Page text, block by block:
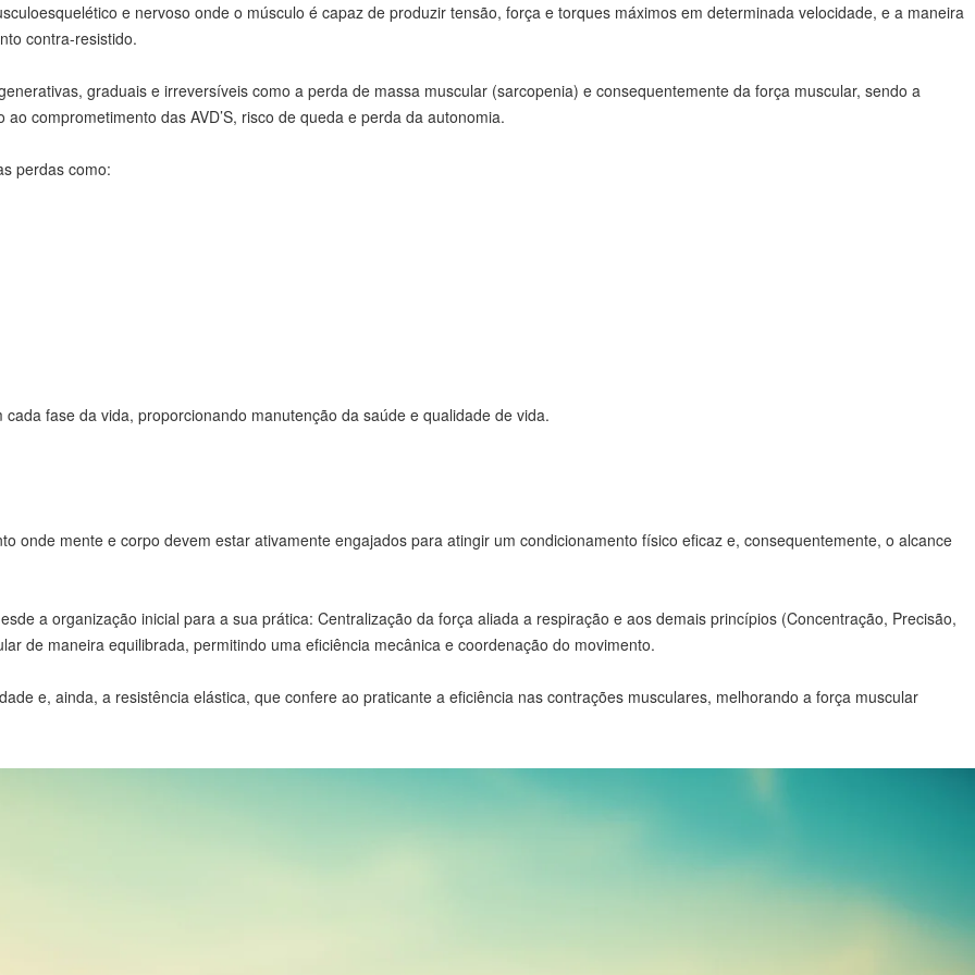
e nervoso onde o músculo é capaz de produzir tensão, força e torques máximos em determinada velocidade, e a maneira
contra-resistido.
graduais e irreversíveis como a perda de massa muscular (sarcopenia) e consequentemente da força muscular, sendo a
comprometimento das AVD’S, risco de queda e perda da autonomia.
perdas como:
fase da vida, proporcionando manutenção da saúde e qualidade de vida.
onde mente e corpo devem estar ativamente engajados para atingir um condicionamento físico eficaz e, consequentemente, o alcance
a organização inicial para a sua prática: Centralização da força aliada a respiração e aos demais princípios (Concentração, Precisão,
de maneira equilibrada, permitindo uma eficiência mecânica e coordenação do movimento.
e, ainda, a resistência elástica, que confere ao praticante a eficiência nas contrações musculares, melhorando a força muscular